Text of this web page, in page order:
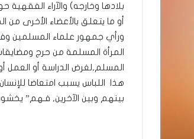
بلادها وخارجه) والآراء
أو ما يتعلق بالأعضاء الأخرى
ورأي جمهور علماء المسلمين
المرأة المسلمة من حرج
المسلم,لغرض الدراسة أو العمل
هذا اللباس يسبب امتعاضا
بينهم وبين الآخرين, فـهم”